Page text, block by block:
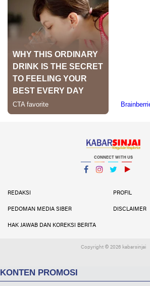
CONNECT WITH US
REDAKSI
PROFIL
PEDOMAN MEDIA SIBER DISCLAIMER
HAK JAWAB DAN KOREKSI BERITA
Copyright © 2026 kabarsinjai